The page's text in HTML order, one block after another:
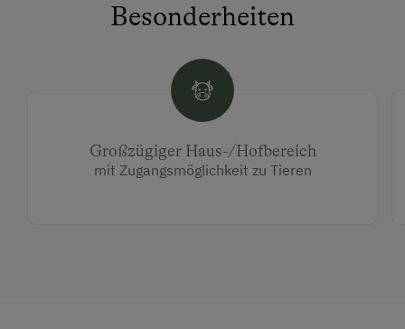
Besonderheiten
Großzügiger Haus-/Hofbereich
mit Zugangsmöglichkeit zu Tieren